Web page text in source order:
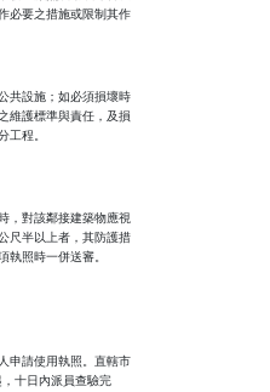
必要之措施或限制其作
共設施；如必須損壞時
維護標準與責任，及損
工程。
，對該鄰接建築物應視
尺半以上者，其防護措
執照時一併送審。
申請使用執照。直轄市
十日內派員查驗完